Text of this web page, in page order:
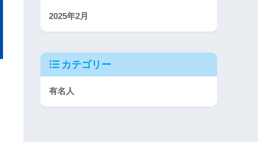
2025年2月
カテゴリー
有名人